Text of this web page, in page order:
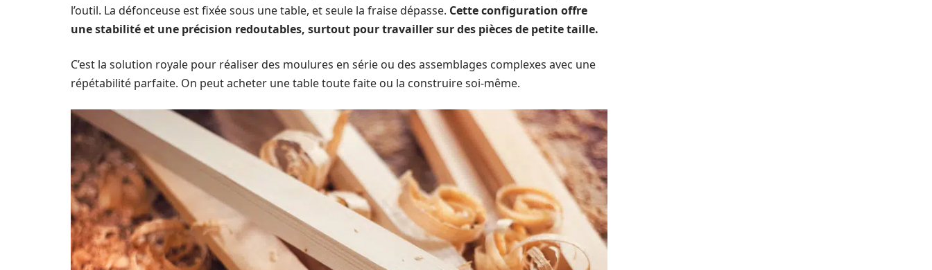
l’outil. La défonceuse est fixée sous une table, et seule la fraise dépasse. Cette configuration offre
une stabilité et une précision redoutables, surtout pour travailler sur des pièces de petite taille.
C’est la solution royale pour réaliser des moulures en série ou des assemblages complexes avec une
répétabilité parfaite. On peut acheter une table toute faite ou la construire soi-même.